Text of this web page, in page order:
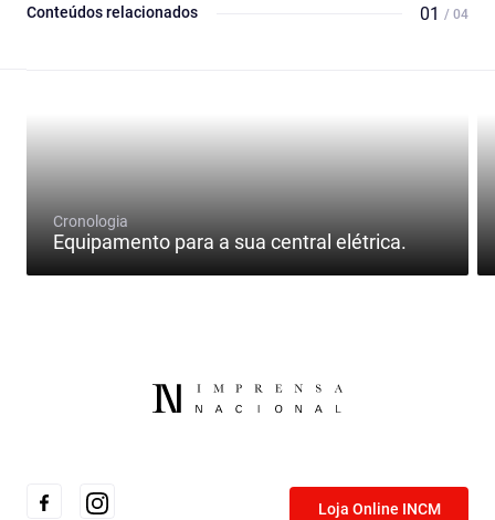
Conteúdos relacionados
01 / 04
Cronologia
Equipamento para a sua central elétrica.
Loja Online INCM